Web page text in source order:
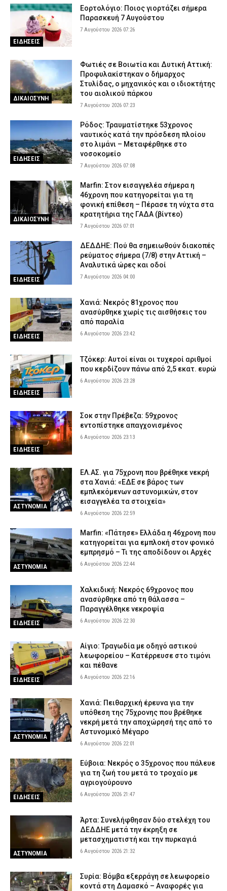
ΕΙΔΗΣΕΙΣ
Εορτολόγιο: Ποιος γιορτάζει σήμερα
Παρασκευή 7 Αυγούστου
7 Αυγούστου 2026 07:26
ΔΙΚΑΙΟΣΥΝΗ
Φωτιές σε Βοιωτία και Δυτική Αττική:
Προφυλακίστηκαν ο δήμαρχος
Στυλίδας, ο μηχανικός και ο ιδιοκτήτης
του αιολικού πάρκου
7 Αυγούστου 2026 07:23
ΕΙΔΗΣΕΙΣ
Ρόδος: Τραυματίστηκε 53χρονος
ναυτικός κατά την πρόσδεση πλοίου
στο λιμάνι – Μεταφέρθηκε στο
νοσοκομείο
7 Αυγούστου 2026 07:08
ΔΙΚΑΙΟΣΥΝΗ
Marfin: Στον εισαγγελέα σήμερα η
46χρονη που κατηγορείται για τη
φονική επίθεση – Πέρασε τη νύχτα στα
κρατητήρια της ΓΑΔΑ (βίντεο)
7 Αυγούστου 2026 07:01
ΕΙΔΗΣΕΙΣ
ΔΕΔΔΗΕ: Πού θα σημειωθούν διακοπές
ρεύματος σήμερα (7/8) στην Αττική –
Αναλυτικά ώρες και οδοί
7 Αυγούστου 2026 04:00
ΕΙΔΗΣΕΙΣ
Χανιά: Νεκρός 81χρονος που
ανασύρθηκε χωρίς τις αισθήσεις του
από παραλία
6 Αυγούστου 2026 23:42
ΕΙΔΗΣΕΙΣ
Τζόκερ: Αυτοί είναι οι τυχεροί αριθμοί
που κερδίζουν πάνω από 2,5 εκατ. ευρώ
6 Αυγούστου 2026 23:28
ΕΙΔΗΣΕΙΣ
Σοκ στην Πρέβεζα: 59χρονος
εντοπίστηκε απαγχονισμένος
6 Αυγούστου 2026 23:13
ΑΣΤΥΝΟΜΙΑ
ΕΛ.ΑΣ. για 75χρονη που βρέθηκε νεκρή
στα Χανιά: «ΕΔΕ σε βάρος των
εμπλεκόμενων αστυνομικών, στον
εισαγγελέα τα στοιχεία»
6 Αυγούστου 2026 22:59
ΑΣΤΥΝΟΜΙΑ
Marfin: «Πάτησε» Ελλάδα η 46χρονη που
κατηγορείται για εμπλοκή στον φονικό
εμπρησμό – Τι της αποδίδουν οι Αρχές
6 Αυγούστου 2026 22:44
ΕΙΔΗΣΕΙΣ
Χαλκιδική: Νεκρός 69χρονος που
ανασύρθηκε από τη θάλασσα –
Παραγγέλθηκε νεκροψία
6 Αυγούστου 2026 22:30
ΕΙΔΗΣΕΙΣ
Αίγιο: Τραγωδία με οδηγό αστικού
λεωφορείου – Κατέρρευσε στο τιμόνι
και πέθανε
6 Αυγούστου 2026 22:16
ΑΣΤΥΝΟΜΙΑ
Χανιά: Πειθαρχική έρευνα για την
υπόθεση της 75χρονης που βρέθηκε
νεκρή μετά την αποχώρησή της από το
Αστυνομικό Μέγαρο
6 Αυγούστου 2026 22:01
ΕΙΔΗΣΕΙΣ
Εύβοια: Νεκρός ο 35χρονος που πάλευε
για τη ζωή του μετά το τροχαίο με
αγριογούρουνο
6 Αυγούστου 2026 21:47
ΑΣΤΥΝΟΜΙΑ
Άρτα: Συνελήφθησαν δύο στελέχη του
ΔΕΔΔΗΕ μετά την έκρηξη σε
μετασχηματιστή και την πυρκαγιά
6 Αυγούστου 2026 21:32
Συρία: Βόμβα εξερράγη σε λεωφορείο
κοντά στη Δαμασκό – Αναφορές για